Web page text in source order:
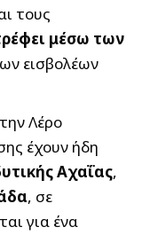
τους
μέσω των
εισβολέων
Λέρο
έχουν ήδη
Αχαΐας,
, σε
για ένα